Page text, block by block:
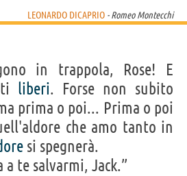
LEONARDO DICAPRIO - Romeo Montecchi
in trappola, Rose! E
liberi. Forse non subito
prima o poi... Prima o poi
che amo tanto in
si spegnerà.
a te salvarmi, Jack.”